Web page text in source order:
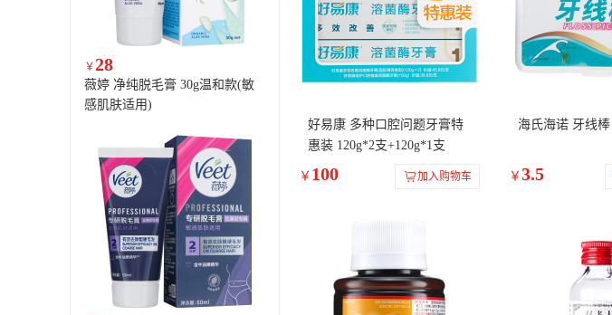
￥28
薇婷 净纯脱毛膏 30g温和款(敏
感肌肤适用)
好易康 多种口腔问题牙膏特
惠装 120g*2支+120g*1支
￥ 100 加入购物车
海氏海诺 牙线棒
￥ 3.5